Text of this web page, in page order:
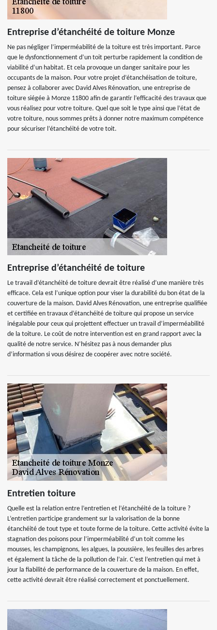
Entreprise d’étanchéité de toiture Monze
Ne pas négliger l’imperméabilité de la toiture est très important. Parce
que le dysfonctionnement d’un toit perturbe rapidement la condition de
viabilité d’un habitat. Et cela provoque un danger sanitaire pour les
occupants de la maison. Pour votre projet d’étanchéisation de toiture,
pensez à collaborer avec David Alves Rénovation, une entreprise de
toiture siégée à Monze 11800 afin de garantir l’efficacité des travaux que
vous réalisez pour votre toiture. Quel que soit le type ainsi que l’état de
votre toiture, nous sommes prêts à donner notre maximum compétence
pour sécuriser l’étanchéité de votre toit.
Entreprise d’étanchéité de toiture
Le travail d’étanchéité de toiture devrait être réalisé d’une manière très
efficace. Cela est l’unique option pour viser la durabilité du bon état de la
couverture de la maison. David Alves Rénovation, une entreprise qualifiée
et certifiée en travaux d’étanchéité de toiture qui propose un service
inégalable pour ceux qui projettent effectuer un travail d’imperméabilité
de la toiture. Le coût de notre intervention est en grand rapport avec la
qualité de notre service. N’hésitez pas à nous demander plus
d’information si vous désirez de coopérer avec notre société.
Entretien toiture
Quelle est la relation entre l’entretien et l’étanchéité de la toiture ?
L’entretien participe grandement sur la valorisation de la bonne
étanchéité de tout type et toute forme de la toiture. Cette activité évite la
stagnation des poisons pour l’imperméabilité d’un toit comme les
mousses, les champignons, les algues, la poussière, les feuilles des arbres
et également la tâche de la pollution de l’air. C’est l’entretien qui met à
jour la fiabilité de performance de la couverture de la maison. En effet,
cette activité devrait être réalisé correctement et ponctuellement.